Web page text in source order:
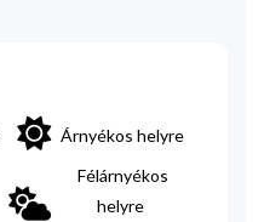
Árnyékos helyre
Félárnyékos
helyre